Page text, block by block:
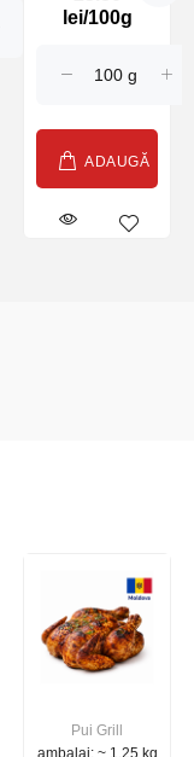
kg
lei/100g
ADAUGĂ
Pui Grill
ambalaj: ~ 1.25 kg